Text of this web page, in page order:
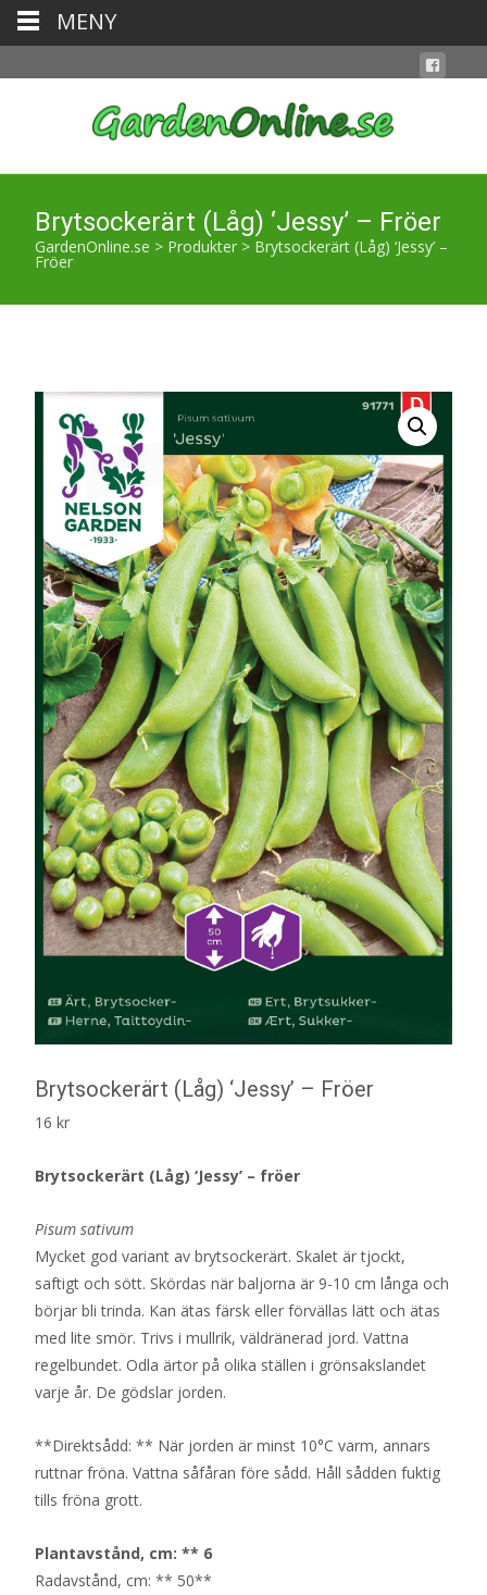
Brytsockerärt (Låg) ‘Jessy’ – Fröer
GardenOnline.se > Produkter > Brytsockerärt (Låg) ‘Jessy’ –
Fröer
Brytsockerärt (Låg) ‘Jessy’ – Fröer
16 kr
Brytsockerärt (Låg) ‘Jessy’ – fröer
Pisum sativum
Mycket god variant av brytsockerärt. Skalet är tjockt,
saftigt och sött. Skördas när baljorna är 9-10 cm långa och
börjar bli trinda. Kan ätas färsk eller förvällas lätt och ätas
med lite smör. Trivs i mullrik, väldränerad jord. Vattna
regelbundet. Odla ärtor på olika ställen i grönsakslandet
varje år. De gödslar jorden.
**Direktsådd: ** När jorden är minst 10°C varm, annars
ruttnar fröna. Vattna såfåran före sådd. Håll sådden fuktig
tills fröna grott.
Plantavstånd, cm: ** 6
Radavstånd, cm: ** 50**
MENY